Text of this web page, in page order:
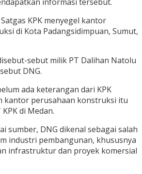
KPK menyegel kantor
di Kota Padangsidimpuan, Sumut,
sebut milik PT Dalihan Natolu
DNG.
ada keterangan dari KPK
kantor perusahaan konstruksi itu
di Medan.
sumber, DNG dikenal sebagai salah
industri pembangunan, khususnya
infrastruktur dan proyek komersial